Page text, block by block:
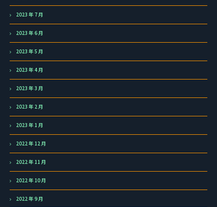
2023 年 7 月
2023 年 6 月
2023 年 5 月
2023 年 4 月
2023 年 3 月
2023 年 2 月
2023 年 1 月
2022 年 12 月
2022 年 11 月
2022 年 10 月
2022 年 9 月